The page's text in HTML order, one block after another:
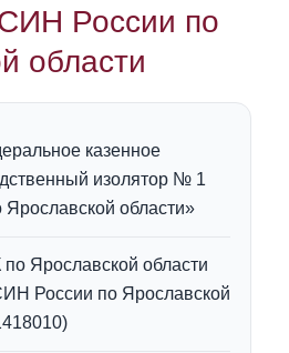
России по
области
казенное
изолятор № 1
области»
Ярославской области
России по Ярославской